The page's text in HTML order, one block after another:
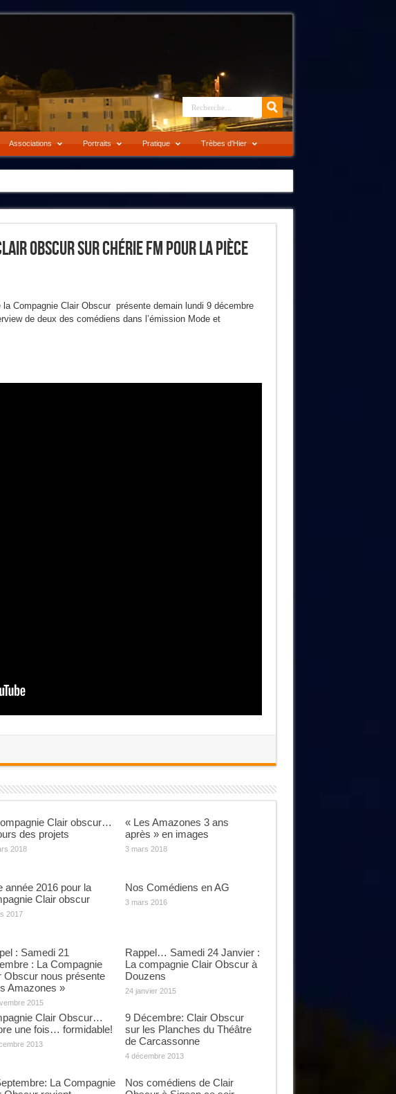
Associations Portraits Pratique Trèbes d’Hier
Obscur Sur Chérie FM Pour La Pièce
Compagnie Clair Obscur présente demain lundi 9 décembre
de deux des comédiens dans l’émission Mode et
Clair obscur…
des projets
2018
« Les Amazones 3 ans
après » en images
3 mars 2018
année 2016 pour la
Clair obscur
2017
Nos Comédiens en AG
3 mars 2016
: Samedi 21
: La Compagnie
Obscur nous présente
Amazones »
2015
Rappel… Samedi 24 Janvier :
La compagnie Clair Obscur à
Douzens
24 janvier 2015
Clair Obscur…
une fois… formidable!
2013
9 Décembre: Clair Obscur
sur les Planches du Théâtre
de Carcassonne
4 décembre 2013
La Compagnie
Nos comédiens de Clair